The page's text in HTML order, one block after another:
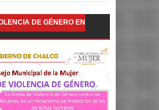
DE GÉNERO EN